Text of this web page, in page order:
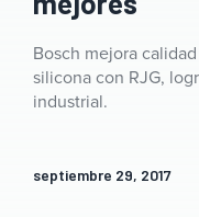
Bosch mejora
silicona con RJG,
industrial.
septiembre 29, 2017